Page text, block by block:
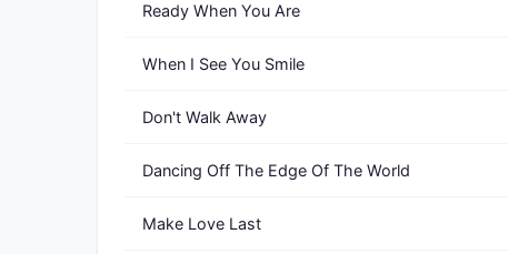
Ready When You Are
When I See You Smile
Don't Walk Away
Dancing Off The Edge Of The World
Make Love Last